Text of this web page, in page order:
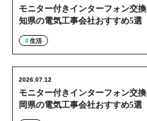
モニター付きインターフォン交
知県の電気工事会社おすすめ5選
生活
モニター付きインターフォン交
岡県の電気工事会社おすすめ5選
2026.07.12